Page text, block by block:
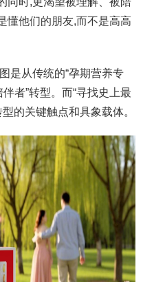
懂他们的朋友,而不是高高
是从传统的“孕期营养专
者”转型。而“寻找史上最
的关键触点和具象载体。